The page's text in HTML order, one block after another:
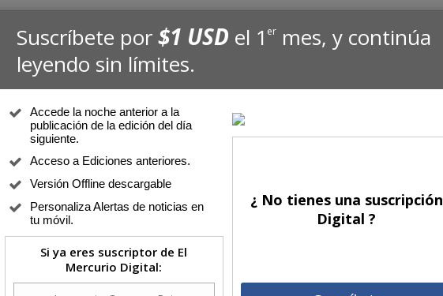
Suscríbete por$1 USD el 1er mes, y continúa
leyendo sin límites.
Accede la noche anterior a la
publicación de la edición del día
siguiente.
Acceso a Ediciones anteriores.
Versión Offline descargable
Personaliza Alertas de noticias en
tu móvil.
Si ya eres suscriptor de El
Mercurio Digital:
¿ No tienes una suscripción
Digital ?